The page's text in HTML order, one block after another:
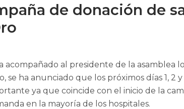
de donación de
al presidente de la asamblea
ha anunciado que los próximos días 1, 2
ya que coincide con el inicio de la
en la mayoría de los hospitales.